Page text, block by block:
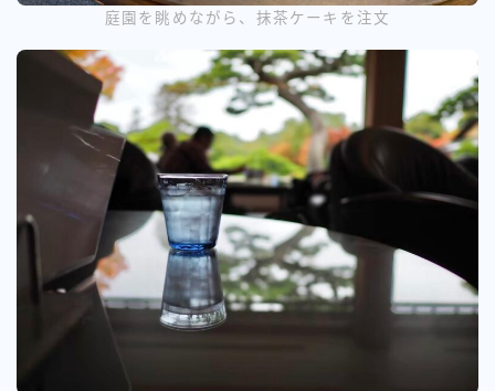
庭園を眺めながら、抹茶ケーキを注文